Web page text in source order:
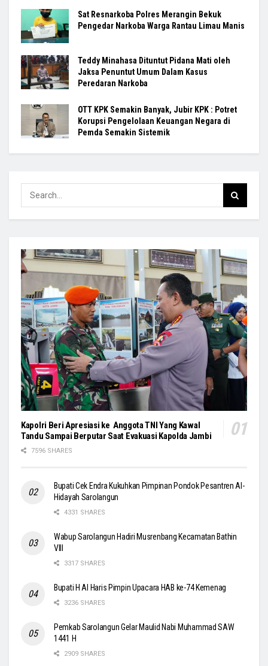
Sat Resnarkoba Polres Merangin Bekuk
Pengedar Narkoba Warga Rantau Limau Manis
Teddy Minahasa Dituntut Pidana Mati oleh
Jaksa Penuntut Umum Dalam Kasus
Peredaran Narkoba
OTT KPK Semakin Banyak, Jubir KPK : Potret
Korupsi Pengelolaan Keuangan Negara di
Pemda Semakin Sistemik
Kapolri Beri Apresiasi ke Anggota TNI Yang Kawal
Tandu Sampai Berputar Saat Evakuasi Kapolda Jambi
7596 SHARES
Bupati Cek Endra Kukuhkan Pimpinan Pondok Pesantren Al-
Hidayah Sarolangun
4331 SHARES
Wabup Sarolangun Hadiri Musrenbang Kecamatan Bathin
VIII
3317 SHARES
Bupati H Al Haris Pimpin Upacara HAB ke-74 Kemenag
3236 SHARES
Pemkab Sarolangun Gelar Maulid Nabi Muhammad SAW
1441 H
2909 SHARES